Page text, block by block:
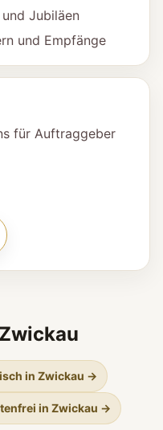
Jubiläen
und Empfänge
für Auftraggeber
in Zwickau →
in Zwickau →